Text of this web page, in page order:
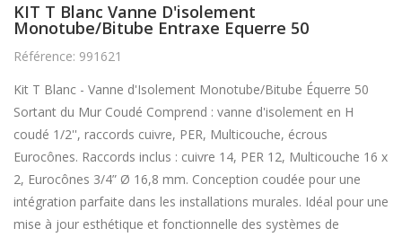
KIT T Blanc Vanne D'isolement
Monotube/Bitube Entraxe Equerre 50
Référence: 991621
Kit T Blanc - Vanne d'Isolement Monotube/Bitube Équerre 50
Sortant du Mur Coudé Comprend : vanne d'isolement en H
coudé 1/2'', raccords cuivre, PER, Multicouche, écrous
Eurocônes. Raccords inclus : cuivre 14, PER 12, Multicouche 16 x
2, Eurocônes 3/4” Ø 16,8 mm. Conception coudée pour une
intégration parfaite dans les installations murales. Idéal pour une
mise à jour esthétique et fonctionnelle des systèmes de